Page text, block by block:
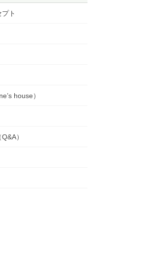
ト
house）
）